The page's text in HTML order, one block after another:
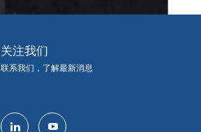
关注我们
联系我们，了解最新消息